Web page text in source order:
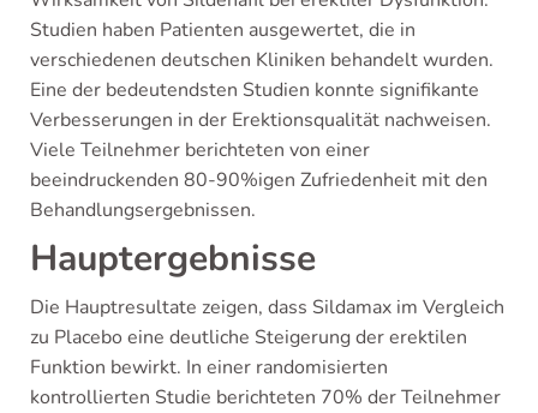
Studien haben Patienten ausgewertet, die in
verschiedenen deutschen Kliniken behandelt wurden.
Eine der bedeutendsten Studien konnte signifikante
Verbesserungen in der Erektionsqualität nachweisen.
Viele Teilnehmer berichteten von einer
beeindruckenden 80-90%igen Zufriedenheit mit den
Behandlungsergebnissen.
Hauptergebnisse
Die Hauptresultate zeigen, dass Sildamax im Vergleich
zu Placebo eine deutliche Steigerung der erektilen
Funktion bewirkt. In einer randomisierten
kontrollierten Studie berichteten 70% der Teilnehmer